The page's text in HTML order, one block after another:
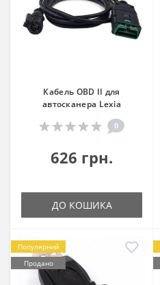
Кабель OBD II для
автосканера Lexia
0
626 грн.
ДО КОШИКА
Популярний
Продано